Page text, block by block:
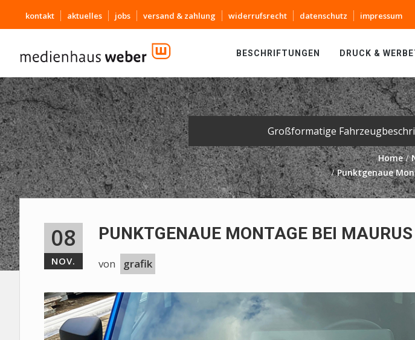
kontakt aktuelles jobs versand & zahlung widerrufsrecht datenschutz impressum
BESCHRIFTUNGEN DRUCK &
Großformatige
Home
Punktgenaue
08
NOV.
PUNKTGENAUE MONTAGE BEI MAURUS
von grafik